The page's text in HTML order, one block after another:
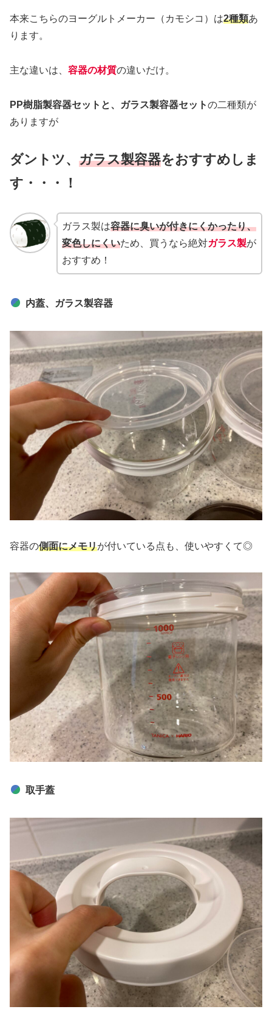
本来こちらのヨーグルトメーカー（カモシコ）は2種類あ
ります。
主な違いは、 容器の材質の違いだけ。
PP樹脂製容器セットと、ガラス製容器セットの二種類が
ありますが
ダントツ、 ガラス製容器をおすすめしま
す・・・！
ガラス製は容器に臭いが付きにくかったり、
変色しにくいため、買うなら絶対ガラス製が
おすすめ！
内蓋、ガラス製容器
容器の側面にメモリが付いている点も、使いやすくて◎
取手蓋